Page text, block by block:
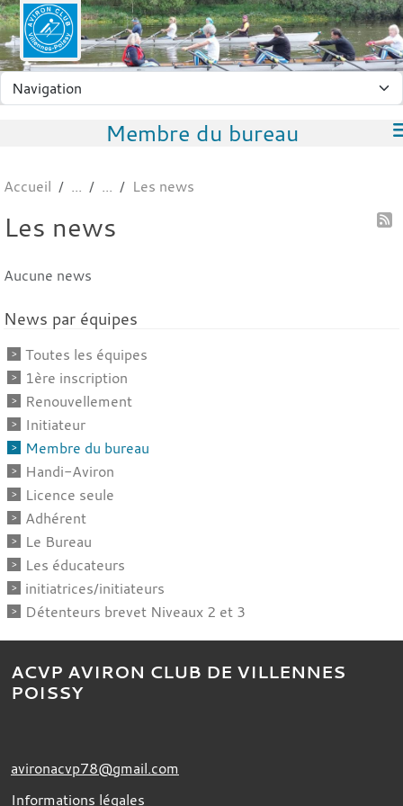
Membre du bureau
Accueil Les news
Les news
Aucune news
News par équipes
Toutes les équipes
1ère inscription
Renouvellement
Initiateur
Membre du bureau
Handi-Aviron
Licence seule
Adhérent
Le Bureau
Les éducateurs
initiatrices/initiateurs
Détenteurs brevet Niveaux 2 et 3
ACVP AVIRON CLUB DE VILLENNES
POISSY
avironacvp78@gmail.com
Informations légales
Panneau de gestion des cookies